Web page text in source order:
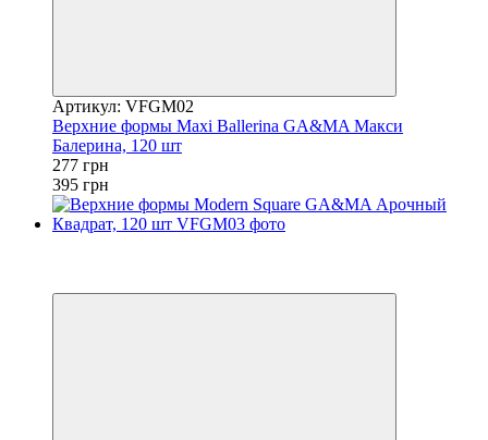
Артикул: VFGM02
Верхние формы Maxi Ballerina GA&MA Макси
Балерина, 120 шт
277 грн
395 грн